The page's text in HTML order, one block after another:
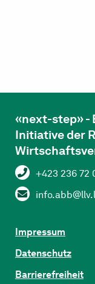
«next-step» -
Initiative der
+423 236 72
Impressum
Datenschutz
Barrierefreiheit